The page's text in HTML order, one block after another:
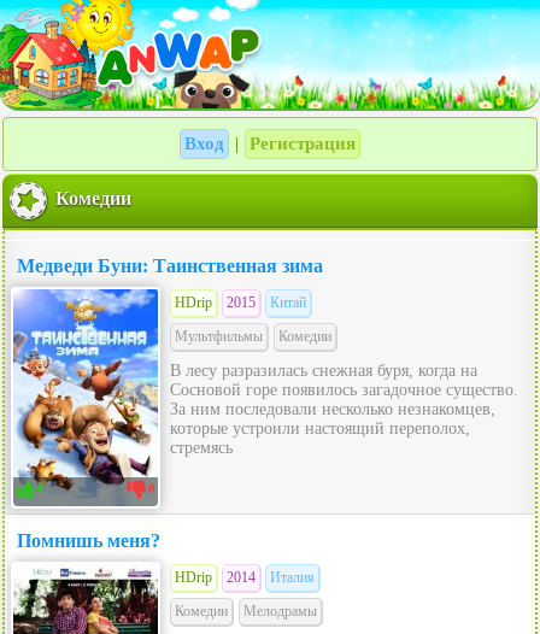
Вход Регистрация
Комедии
Медведи Буни: Таинственная зима
0 0
HDrip 2015
Китай
Мультфильмы
Комедии
В лесу разразилась снежная буря, когда на
Сосновой горе появилось загадочное существо.
За ним последовали несколько незнакомцев,
которые устроили настоящий переполох,
стремясь
Помнишь меня?
HDrip 2014
Италия
Комедии
Мелодрамы